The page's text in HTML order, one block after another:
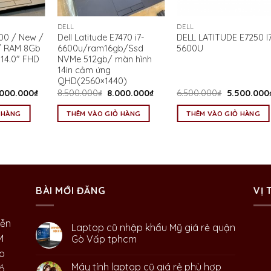
/ New /
8Gb
FHD
₫Giá
DELL
Dell Latitude E7470 i7-
6600u/ram16gb/Ssd
NVMe 512gb/ màn hình
14in cảm ứng
QHD(2560×1440)
8.500.000₫ Giá
là:
8.500.000₫.
8.000.000₫Giá
THÊM VÀO GIỎ HÀNG
DELL
DELL LATITUDE E7250
5600U
6.500.000₫ Giá
là:
6.500.000₫.
5.500.000
THÊM VÀO GIỎ HÀNG
BÀI MỚI ĐĂNG
Laptop cũ nhập khẩu Mỹ giá rẻ quận
Gò Vấp tphcm
Máy tính laptop cũ giá rẻ phù hợp
VỊ